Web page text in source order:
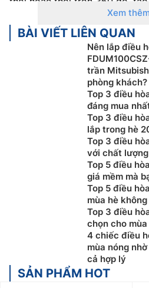
Hiện nay, không khó để bắt
được trang bị ở
lớn như là văn phòng làm việc,
Cấu tạo và nguyên lý hoạt
Cấu tạo của Điều Hòa Âm
Trần 1 chiều bao gồm 2 bộ
khác đó là dàn nóng và
lạnh âm trần còn có các bộ
như: dây điện, ống dẫn gas và
Cấu tạo và Công dụng của
Là loại ống đồng cánh
ly tâm, có chức năng trao
bên trong phòng.
Xem
BÀI VIẾT LIÊN QUAN
Nên lắp điều
trần
phòng khách?
Top 3 điều
đáng mua
Top 3 điều
lắp trong hè
Top 3 điều
với chất
Top 5 điều
giá mềm mà
Top 5 điều
mùa hè
Top 3 điều
chọn cho
4 chiếc điều
mùa nóng
cả hợp lý
SẢN PHẨM HOT